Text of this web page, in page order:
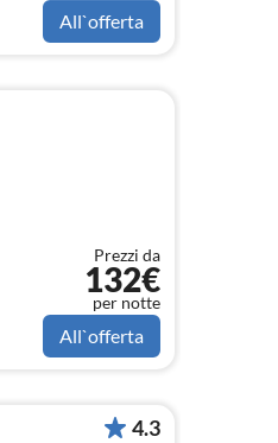
All`offerta
Prezzi da
132€
per notte
All`offerta
4.3